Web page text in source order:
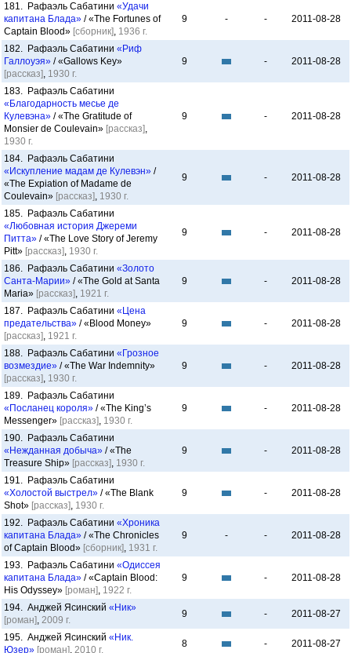
181. Рафаэль Сабатини «Удачи
капитана Блада» / «The Fortunes of
Captain Blood» [сборник], 1936 г.
9 - - 2011-08-28
182. Рафаэль Сабатини «Риф
Галлоуэя» / «Gallows Key»
[рассказ], 1930 г.
9 - 2011-08-28
183. Рафаэль Сабатини
«Благодарность месье де
Кулевэна» / «The Gratitude of
Monsier de Coulevain» [рассказ],
1930 г.
9 - 2011-08-28
184. Рафаэль Сабатини
«Искупление мадам де Кулевэн» /
«The Expiation of Madame de
Coulevain» [рассказ], 1930 г.
9 - 2011-08-28
185. Рафаэль Сабатини
«Любовная история Джереми
Питта» / «The Love Story of Jeremy
Pitt» [рассказ], 1930 г.
9 - 2011-08-28
186. Рафаэль Сабатини «Золото
Санта-Марии» / «The Gold at Santa
Maria» [рассказ], 1921 г.
9 - 2011-08-28
187. Рафаэль Сабатини «Цена
предательства» / «Blood Money»
[рассказ], 1921 г.
9 - 2011-08-28
188. Рафаэль Сабатини «Грозное
возмездие» / «The War Indemnity»
[рассказ], 1930 г.
9 - 2011-08-28
189. Рафаэль Сабатини
«Посланец короля» / «The King’s
Messenger» [рассказ], 1930 г.
9 - 2011-08-28
190. Рафаэль Сабатини
«Нежданная добыча» / «The
Treasure Ship» [рассказ], 1930 г.
9 - 2011-08-28
191. Рафаэль Сабатини
«Холостой выстрел» / «The Blank
Shot» [рассказ], 1930 г.
9 - 2011-08-28
192. Рафаэль Сабатини «Хроника
капитана Блада» / «The Chronicles
of Captain Blood» [сборник], 1931 г.
9 - - 2011-08-28
193. Рафаэль Сабатини «Одиссея
капитана Блада» / «Captain Blood:
His Odyssey» [роман], 1922 г.
9 - 2011-08-28
194. Анджей Ясинский «Ник»
[роман], 2009 г.
9 - 2011-08-27
195. Анджей Ясинский «Ник.
Юзер» [роман], 2010 г.
8 - 2011-08-27